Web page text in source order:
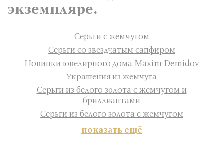
экземпляре.
Серьги с жемчугом
Серьги со звездчатым сапфиром
Новинки ювелирного дома Maxim Demidov
Украшения из жемчуга
Серьги из белого золота с жемчугом и
бриллиантами
Серьги из белого золота с жемчугом
показать ещё